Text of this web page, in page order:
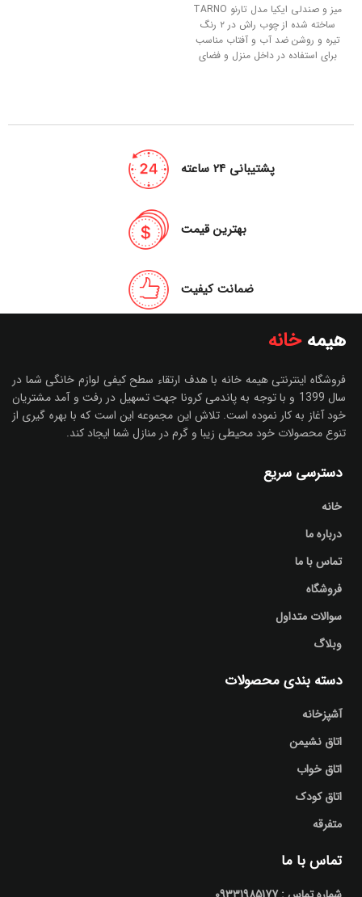
میز و صندلی ایکیا مدل تارنو TARNO
ساخته شده از چوب راش در ۲ رنگ
تیره و روشن ضد آب و آفتاب مناسب
برای استفاده در داخل منزل و فضای
۱۳۵ کیلوگرممی توانید از بالشتک
صندلی با رنگ های دلخواه نیز برای
پشتیبانی 24 ساعته
بهترین قیمت
ضمانت کیفیت
هیمه خانه
فروشگاه اینترنتی هیمه خانه با هدف ارتقاء سطح کیفی لوازم خانگی شما در
سال 1399 و با توجه به پاندمی کرونا جهت تسهیل در رفت و آمد مشتریان
خود آغاز به کار نموده است. تلاش این مجموعه این است که با بهره گیری از
تنوع محصولات خود محیطی زیبا و گرم در منازل شما ایجاد کند.
دسترسی سریع
خانه
درباره ما
تماس با ما
فروشگاه
سوالات متداول
وبلاگ
دسته بندی محصولات
آشپزخانه
اتاق نشیمن
اتاق خواب
اتاق کودک
متفرقه
تماس با ما